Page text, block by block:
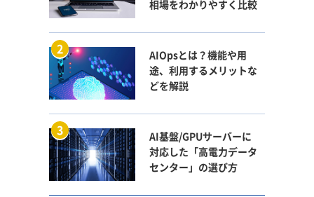
相場をわかりやすく比較
AIOpsとは？機能や用
途、利用するメリットな
どを解説
AI基盤/GPUサーバーに
対応した「高電力データ
センター」の選び方